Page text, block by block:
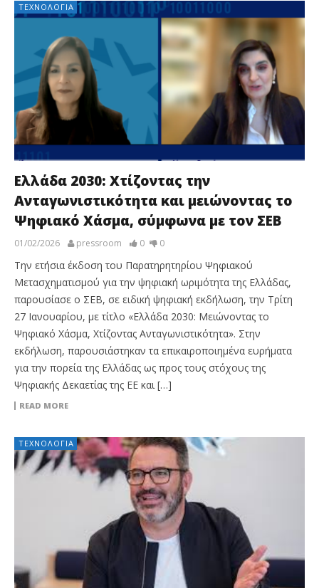
ΤΕΧΝΟΛΟΓΊΑ
Ελλάδα 2030: Χτίζοντας την
Ανταγωνιστικότητα και μειώνοντας το
Ψηφιακό Χάσμα, σύμφωνα με τον ΣΕΒ
01/02/2026 pressroom 0 0
Την ετήσια έκδοση του Παρατηρητηρίου Ψηφιακού
Μετασχηματισμού για την ψηφιακή ωριμότητα της Ελλάδας,
παρουσίασε ο ΣΕΒ, σε ειδική ψηφιακή εκδήλωση, την Τρίτη
27 Ιανουαρίου, με τίτλο «Ελλάδα 2030: Μειώνοντας το
Ψηφιακό Χάσμα, Χτίζοντας Ανταγωνιστικότητα». Στην
εκδήλωση, παρουσιάστηκαν τα επικαιροποιημένα ευρήματα
για την πορεία της Ελλάδας ως προς τους στόχους της
Ψηφιακής Δεκαετίας της ΕΕ και […]
READ MORE
ΤΕΧΝΟΛΟΓΊΑ